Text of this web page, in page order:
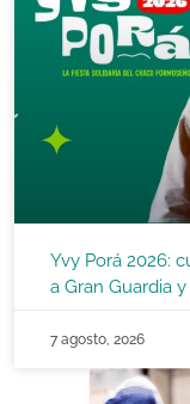
Yvy Porá 2026:
a Gran Guardia
7 agosto, 2026